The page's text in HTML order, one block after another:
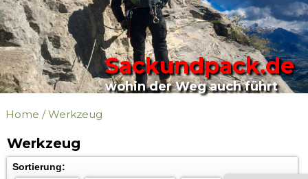
Sackundpack.de
wohin der Weg auch führt
Home /Werkzeug
Werkzeug
Sortierung: